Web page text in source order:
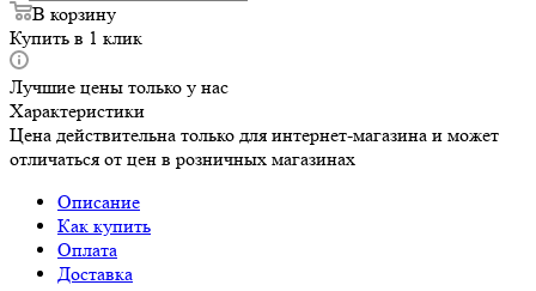
В корзину
Купить в 1 клик
Лучшие цены только у нас
Характеристики
Цена действительна только для интернет-магазина и может
отличаться от цен в розничных магазинах
Описание
Как купить
Оплата
Доставка